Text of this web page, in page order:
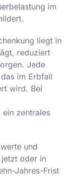
im
liegt in
reduziert
Jede
im Erbfall
wird. Bei
zentrales
und
jetzt oder in
Jahres-Frist